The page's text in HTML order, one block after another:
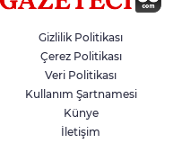
Gizlilik Politikası
Çerez Politikası
Veri Politikası
Kullanım Şartnamesi
Künye
İletişim